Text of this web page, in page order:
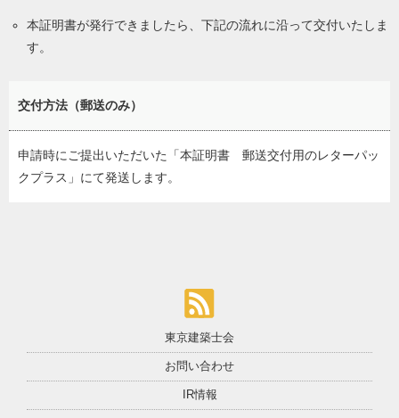
本証明書が発行できましたら、下記の流れに沿って交付いたしま
す。
交付方法（郵送のみ）
申請時にご提出いただいた「本証明書 郵送交付用のレターパッ
クプラス」にて発送します。
東京建築士会
お問い合わせ
IR情報